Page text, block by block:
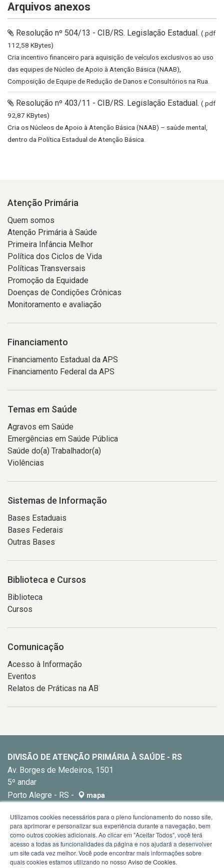
Arquivos anexos
Resolução nº 504/13 - CIB/RS. Legislação Estadual. (.pdf
112,58 KBytes)
Cria incentivo financeiro para aquisição de veículos exclusivos ao uso
das equipes de Núcleo de Apoio à Atenção Básica (NAAB),
Composição de Equipe de Redução de Danos e Consultórios na Rua.
Resolução nº 403/11 - CIB/RS. Legislação Estadual. (.pdf
92,87 KBytes)
Cria os Núcleos de Apoio à Atenção Básica (NAAB) – saúde mental,
dentro da Política Estadual de Atenção Básica.
Atenção Primária
Quem somos
Atenção Primária à Saúde
Primeira Infância Melhor
Política dos Ciclos de Vida
Políticas Transversais
Promoção da Equidade
Doenças de Condições Crônicas
Monitoramento e avaliação
Financiamento
Financiamento Estadual da APS
Financiamento Federal da APS
Temas em Saúde
Agravos em Saúde
Emergências em Saúde Pública
Saúde do(a) Trabalhador(a)
Violências
Sistemas de Informação
Bases Estaduais
Bases Federais
Outras Bases
Biblioteca e Cursos
Biblioteca
Cursos
Comunicação
Acesso à Informação
Eventos
Relatos de Práticas na AB
DIVISÃO DE ATENÇÃO PRIMÁRIA À SAÚDE - RS
Av. Borges de Medeiros, 1501
5º andar
Porto Alegre - RS -
mapa
Utilizamos cookies necessários para o pleno funcionamento do nosso site,
para aprimorar e personalizar sua experiência durante a navegação, bem
como outros cookies adicionais. Ao clicar em "Aceitar Todos", você terá
acesso a todas as funcionalidades da página e nos ajudará a desenvolver
um site cada vez melhor. Você pode encontrar mais informações sobre
quais cookies estamos utilizando no nosso Aviso de Cookies.